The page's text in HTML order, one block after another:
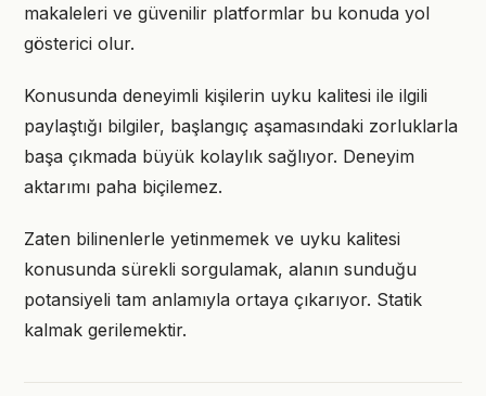
makaleleri ve güvenilir platformlar bu konuda yol
gösterici olur.
Konusunda deneyimli kişilerin uyku kalitesi ile ilgili
paylaştığı bilgiler, başlangıç aşamasındaki zorluklarla
başa çıkmada büyük kolaylık sağlıyor. Deneyim
aktarımı paha biçilemez.
Zaten bilinenlerle yetinmemek ve uyku kalitesi
konusunda sürekli sorgulamak, alanın sunduğu
potansiyeli tam anlamıyla ortaya çıkarıyor. Statik
kalmak gerilemektir.